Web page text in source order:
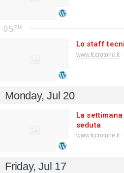
05
Lo staff
www.fccrotone.it
Monday, Jul 20
La
seduta
www.fccrotone.it
Friday, Jul 17